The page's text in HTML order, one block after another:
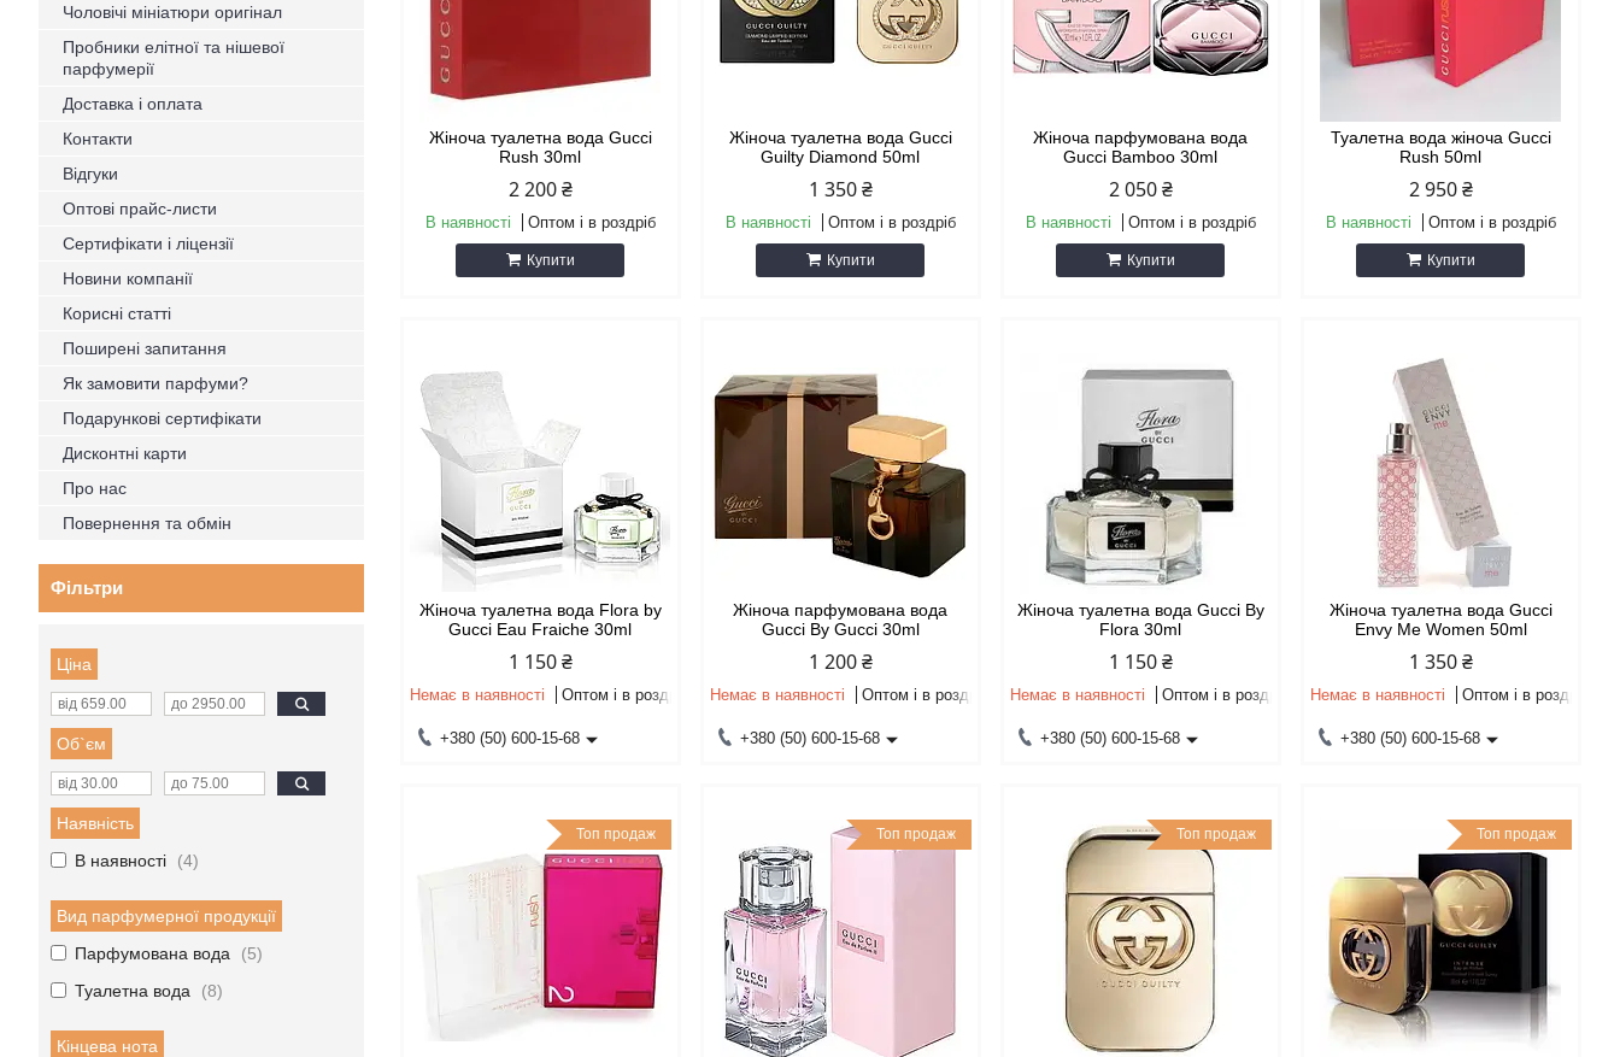
Жіноча туалетна вода Gucci
Rush 30ml
2 200 ₴
В наявності Оптом і в роздріб
Купити
Жіноча туалетна вода Gucci
Guilty Diamond 50ml
1 350 ₴
В наявності Оптом і в роздріб
Купити
Жіноча парфумована вода
Gucci Bamboo 30ml
2 050 ₴
В наявності Оптом і в роздріб
Купити
Туалетна вода жіноча Gucci
Rush 50ml
2 950 ₴
В наявності Оптом і в роздріб
Купити
Жіноча туалетна вода Flora by
Gucci Eau Fraiche 30ml
1 150 ₴
Немає в наявності Оптом і в роздріб
+380 (50) 600-15-68
Жіноча парфумована вода
Gucci By Gucci 30ml
1 200 ₴
Немає в наявності Оптом і в роздріб
+380 (50) 600-15-68
Жіноча туалетна вода Gucci By
Flora 30ml
1 150 ₴
Немає в наявності Оптом і в роздріб
+380 (50) 600-15-68
Жіноча туалетна вода Gucci
Envy Me Women 50ml
1 350 ₴
Немає в наявності Оптом і в роздріб
+380 (50) 600-15-68
Топ продаж Топ продаж Топ продаж Топ продаж
Чоловічі мініатюри оригінал
Пробники елітної та нішевої
парфумерії
Доставка і оплата
Контакти
Відгуки
Оптові прайс-листи
Сертифікати і ліцензії
Новини компанії
Корисні статті
Поширені запитання
Як замовити парфуми?
Подарункові сертифікати
Дисконтні карти
Про нас
Повернення та обмін
Фільтри
Ціна
Об`єм
Наявність
В наявності
4
Вид парфумерної продукції
Парфумована вода
5
Туалетна вода
8
Кінцева нота